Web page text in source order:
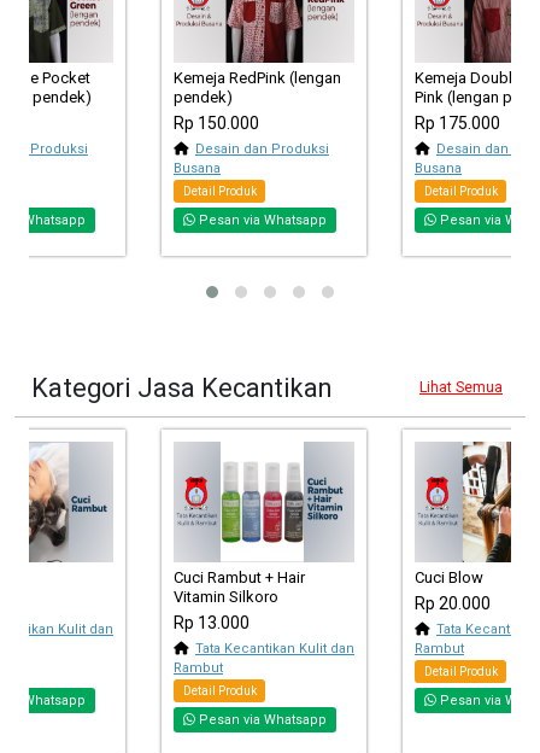
Pocket
pendek)
Produksi
Whatsapp
Kemeja RedPink (lengan
pendek)
Rp 150.000
Desain dan Produksi
Busana
Detail Produk
Pesan via Whatsapp
Kemeja Double
Pink (lengan
Rp 175.000
Desain dan
Busana
Detail Produk
Pesan via
Kategori Jasa Kecantikan Lihat Semua
Kulit dan
Whatsapp
Cuci Rambut + Hair
Vitamin Silkoro
Rp 13.000
Tata Kecantikan Kulit dan
Rambut
Detail Produk
Pesan via Whatsapp
Cuci Blow
Rp 20.000
Tata
Rambut
Detail Produk
Pesan via